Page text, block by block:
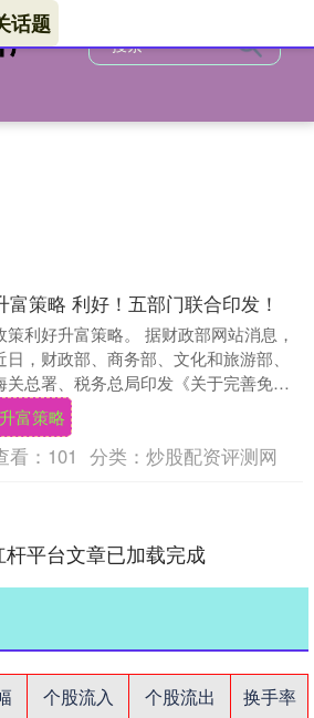
话题
富策略 利好！五部门联合印发！
策利好升富策略。 据财政部网站消息，
日，财政部、商务部、文化和旅游部、
关总署、税务总局印发《关于完善免税
政策支持提振消费的通知》（简称《通
》），明确自....
升富策略
看： 101 分类： 炒股配资评测网
杆平台文章已加载完成
个股流入 个股流出
换手率